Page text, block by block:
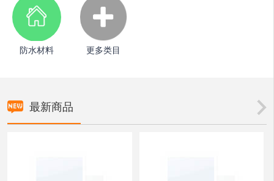
防水材料 更多类目
最新商品